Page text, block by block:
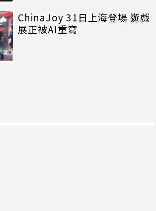
ChinaJoy 31日上海登場 遊戲
展正被AI重寫